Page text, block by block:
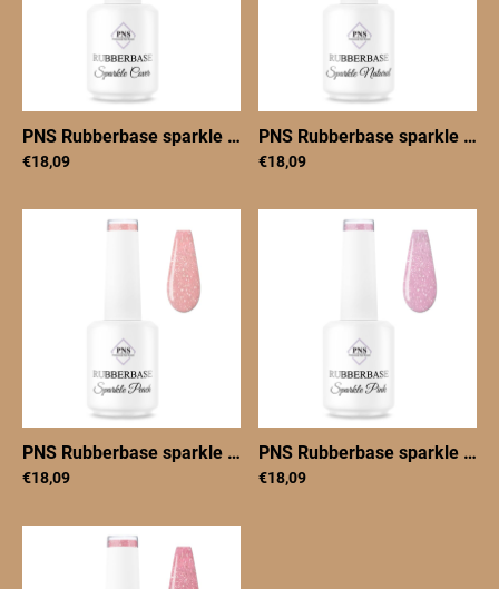
PNS Rubberbase sparkle cover 15 ml |
€18,09
PNS Rubberbase sparkle natural 15 ml
€18,09
PNS Rubberbase sparkle peach 15 ml |
€18,09
PNS Rubberbase sparkle pink 15 ml
€18,09